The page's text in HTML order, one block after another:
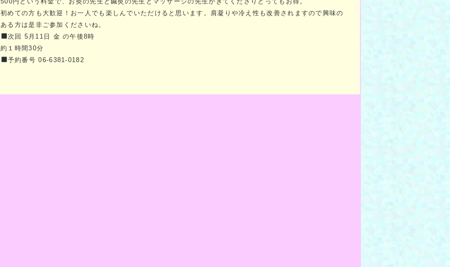
初めての方も大歓迎！お一人でも楽しんでいただけると思います。肩凝りや冷え性も改善されますので興味の
ある方は是非ご参加くださいね。
次回 5月11日 金 の午後8時
約１時間30分
予約番号 06-6381-0182